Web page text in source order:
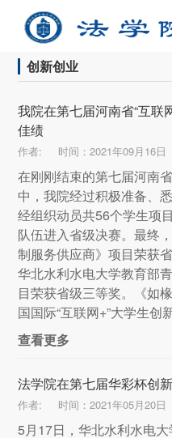
创新创业
我院在第七届河南省“互联
佳绩
作者: 时间：2021年09月16日
在刚刚结束的第七届河南
中，我院经过积极准备、
经组织动员共56个学生项
队伍进入省级决赛。最终
制服务供应商》项目荣获
华北水利水电大学教育部
目荣获省级三等奖。《如
国国际“互联网+”大学生创
查看更多
法学院在第七届华彩杯创
作者: 时间：2021年05月20日
5月17日，华北水利水电